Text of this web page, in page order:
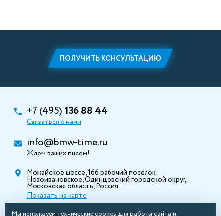
ПОЛУЧИТЬ КОНСУЛЬТАЦИЮ
+7 (495) 136 88 44
Связаться с нами
info@bmw-time.ru
Ждем ваших писем!
Можайское шоссе, 166 рабочий посёлок
Новоивановское, Одинцовский городской округ,
Московская область, Россия
Показать на карте
Мы используем технические cookies для работы сайта и